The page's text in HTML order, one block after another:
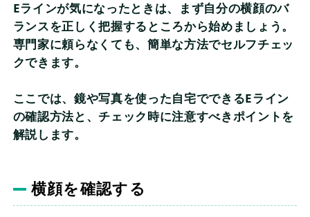
Eラインが気になったときは、まず自分の横顔のバ
ランスを正しく把握するところから始めましょう。
専門家に頼らなくても、簡単な方法でセルフチェッ
クできます。
ここでは、鏡や写真を使った自宅でできるEライン
の確認方法と、チェック時に注意すべきポイントを
解説します。
横顔を確認する